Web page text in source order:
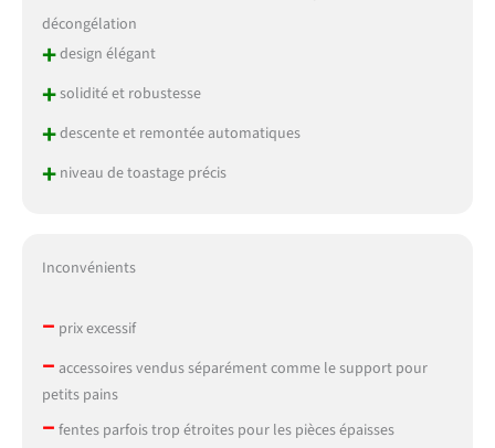
décongélation
+design élégant
+solidité et robustesse
+descente et remontée automatiques
+niveau de toastage précis
Inconvénients
– prix excessif
– accessoires vendus séparément comme le support pour
petits pains
– fentes parfois trop étroites pour les pièces épaisses